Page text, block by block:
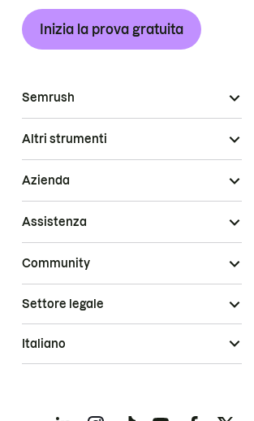
Inizia la prova gratuita
Semrush
Altri strumenti
Azienda
Assistenza
Community
Settore legale
Italiano